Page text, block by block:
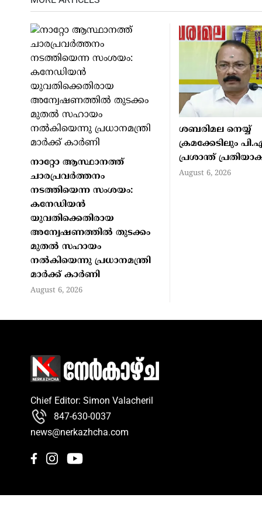
നാറ്റോ ആസ്ഥാനത്ത്
ചാരപ്രവര്‍ത്തനം
നടത്തിയെന്ന സംശയം:
കനേഡിയന്‍
യുവതിക്കെതിരായ
അന്വേഷണത്തില്‍ തുടക്കം
മുതല്‍ സഹായം
നല്‍കിയെന്നു പ്രധാനമന്ത്രി
മാര്‍ക്ക് കാര്‍ണി
August 6, 2026
ശബരിമല നെയ്യ്
ക്രമക്കേടിലും
പ്രശാന്ത്
August 6, 2026
Chief Editor: Simon Valacheril
847-630-0037
news@nerkazhcha.com